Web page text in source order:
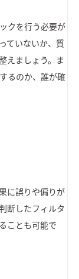
クを行う必要が
ていないか、質
えましょう。ま
るのか、誰が確
に誤りや偏りが
断したフィルタ
ことも可能で